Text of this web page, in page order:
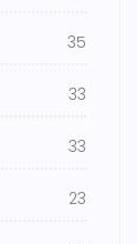
35
33
33
23